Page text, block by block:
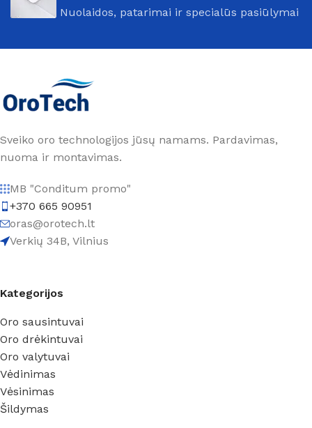
Nuolaidos, patarimai ir specialūs pasiūlymai
Sveiko oro technologijos jūsų namams. Pardavimas,
nuoma ir montavimas.
MB "Conditum promo"
+370 665 90951
oras@orotech.lt
Verkių 34B, Vilnius
Kategorijos
Oro sausintuvai
Oro drėkintuvai
Oro valytuvai
Vėdinimas
Vėsinimas
Šildymas